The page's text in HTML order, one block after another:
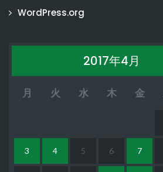
WordPress.org
2017年4月
月 火 水 木 金
3 4 5 6 7